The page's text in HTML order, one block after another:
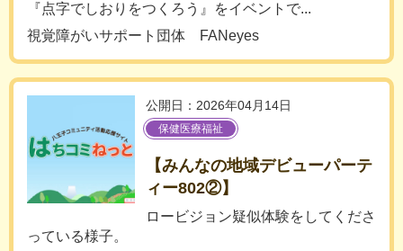
『点字でしおりをつくろう』をイベントで...
視覚障がいサポート団体 FANeyes
公開日：2026年04月14日
保健医療福祉
【みんなの地域デビューパーテ
ィー802②】
ロービジョン疑似体験をしてくださ
っている様子。